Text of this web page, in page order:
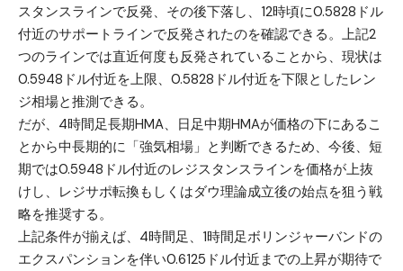
スタンスラインで反発、その後下落し、12時頃に0.5828ドル
付近のサポートラインで反発されたのを確認できる。上記2
つのラインでは直近何度も反発されていることから、現状は
0.5948ドル付近を上限、0.5828ドル付近を下限としたレン
ジ相場と推測できる。
だが、4時間足長期HMA、日足中期HMAが価格の下にあるこ
とから中長期的に「強気相場」と判断できるため、今後、短
期では0.5948ドル付近のレジスタンスラインを価格が上抜
けし、レジサポ転換もしくはダウ理論成立後の始点を狙う戦
略を推奨する。
上記条件が揃えば、4時間足、1時間足ボリンジャーバンドの
エクスパンションを伴い0.6125ドル付近までの上昇が期待で